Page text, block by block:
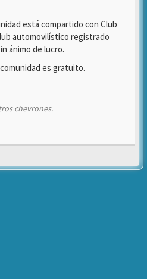
está compartido con Club
automovilístico registrado
ánimo de lucro.
es gratuito.
chevrones.